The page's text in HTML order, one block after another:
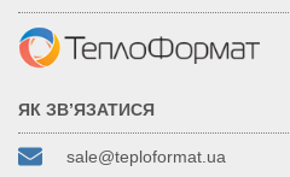
ЯК ЗВ’ЯЗАТИСЯ
sale@teploformat.ua